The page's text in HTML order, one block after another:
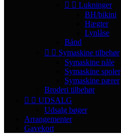
  Lukninger
BH/bikini
Hægter
Lynlåse
Bånd
  Symaskine tilbehør
Symaskine nåle
Symaskine spoler
Symaskine pærer
Broderi tilbehør
  UDSALG
Udsalg bøger
Arrangementer
Gavekort